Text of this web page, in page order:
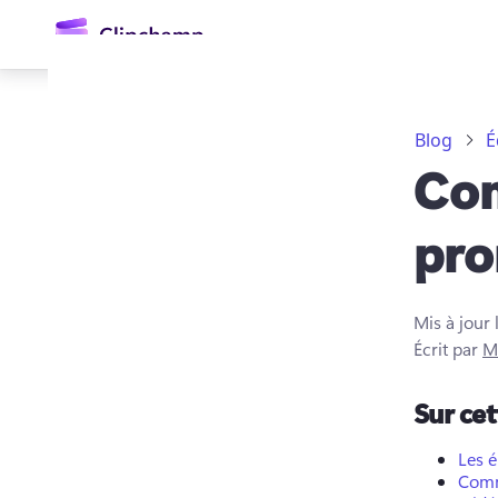
principal
Blog
Mis à jour
Écrit par
Sur
Les